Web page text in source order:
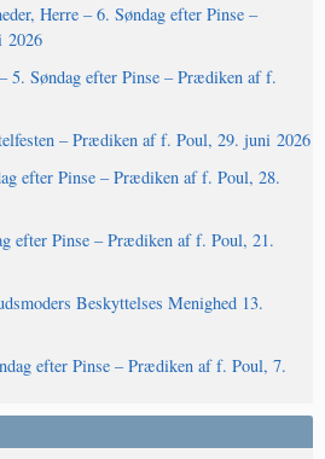
Herre – 6. Søndag efter Pinse –
2026
5. Søndag efter Pinse – Prædiken af f.
– Prædiken af f. Poul, 29. juni 2026
efter Pinse – Prædiken af f. Poul, 28.
efter Pinse – Prædiken af f. Poul, 21.
Beskyttelses Menighed 13.
efter Pinse – Prædiken af f. Poul, 7.